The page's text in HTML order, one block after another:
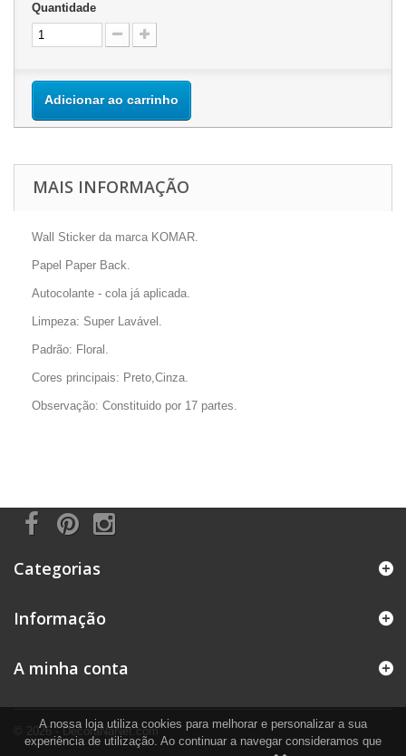
Quantidade
Adicionar ao carrinho
MAIS INFORMAÇÃO
Wall Sticker da marca KOMAR.
Papel Paper Back.
Autocolante - cola já aplicada.
Limpeza: Super Lavável.
Padrão: Floral.
Cores principais: Preto,Cinza.
Observação: Constituido por 17 partes.
Categorias
Informação
© 2026 - DecoraNaNet.com
A minha conta
A nossa loja utiliza cookies para melhorar e personalizar a sua
experiência de utilização. Ao continuar a navegar consideramos que